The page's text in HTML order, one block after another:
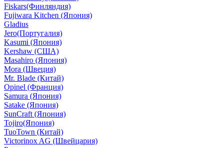
Fiskars(Финляндия)
Fujiwara Kitchen (Япония)
Gladius
Jero(Португалия)
Kasumi (Япония)
Kershaw (США)
Masahiro (Япония)
Mora (Швеция)
Mr. Blade (Китай)
Opinel (Франция)
Samura (Япония)
Satake (Япония)
SunCraft (Япония)
Tojiro(Япония)
TuoTown (Китай)
Victorinox AG (Швейцария)